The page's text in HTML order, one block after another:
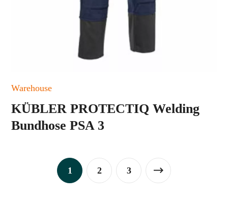
Warehouse
KÜBLER PROTECTIQ Welding
Bundhose PSA 3
1 2 3